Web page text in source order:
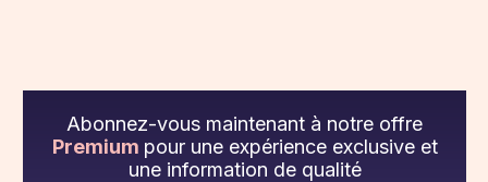
Abonnez-vous maintenant à notre offre
Premium pour une expérience exclusive et
une information de qualité